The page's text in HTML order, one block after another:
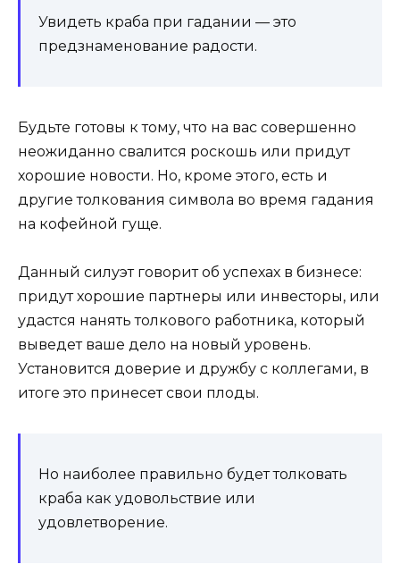
Увидеть краба при гадании — это
предзнаменование радости.
Будьте готовы к тому, что на вас совершенно
неожиданно свалится роскошь или придут
хорошие новости. Но, кроме этого, есть и
другие толкования символа во время гадания
на кофейной гуще.
Данный силуэт говорит об успехах в бизнесе:
придут хорошие партнеры или инвесторы, или
удастся нанять толкового работника, который
выведет ваше дело на новый уровень.
Установится доверие и дружбу с коллегами, в
итоге это принесет свои плоды.
Но наиболее правильно будет толковать
краба как удовольствие или
удовлетворение.